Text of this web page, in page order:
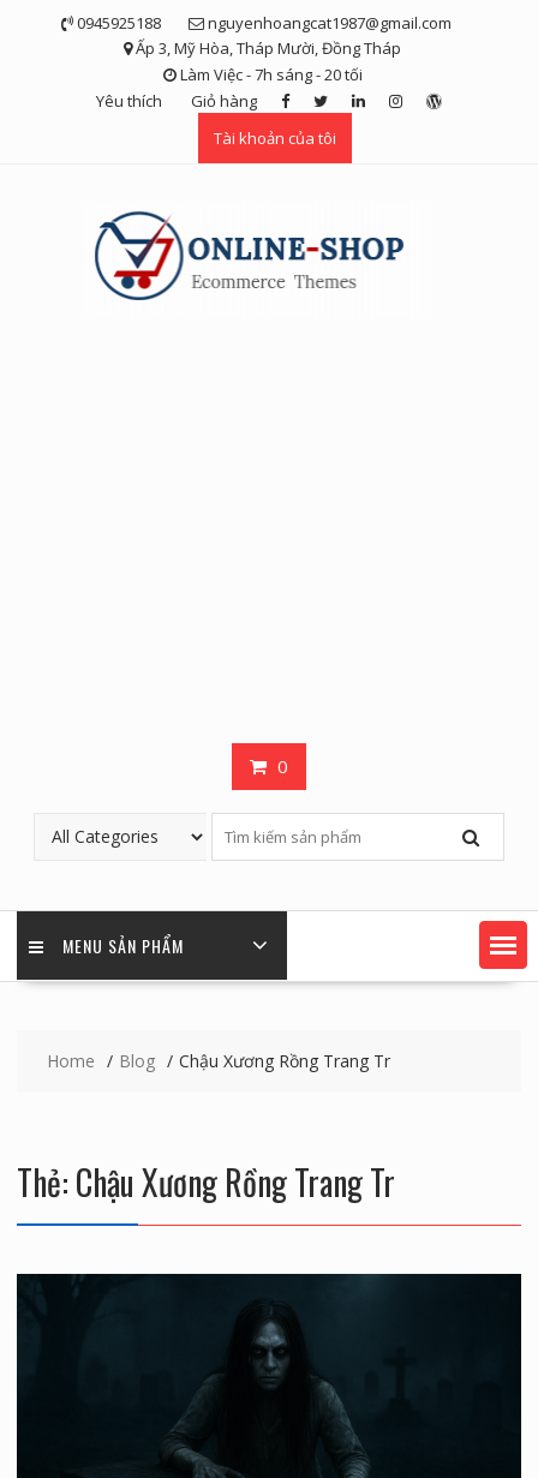
0945925188
nguyenhoangcat1987@gmail.com
Ấp 3, Mỹ Hòa, Tháp Mười, Đồng Tháp
Làm Việc - 7h sáng - 20 tối
Yêu thích
Giỏ hàng
Tài khoản của tôi
0
MENU SẢN PHẨM
Home Blog Chậu Xương Rồng Trang Tr
Thẻ:Chậu Xương Rồng Trang Tr